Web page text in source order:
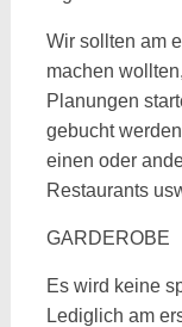
Wir sollten am
machen
Planungen
gebucht
einen oder
Restaurants
GARDEROBE
Es wird keine
Lediglich am